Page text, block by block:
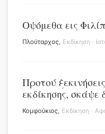
Οψόμεθα εις
Πλούταρχος, Εκδίκηση ·
Προτού
εκδίκησης, σκάψε
Κομφούκιος, Εκδίκηση ·